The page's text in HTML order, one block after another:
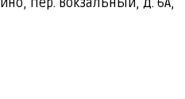
пер. Вокзальный, д. 6А,